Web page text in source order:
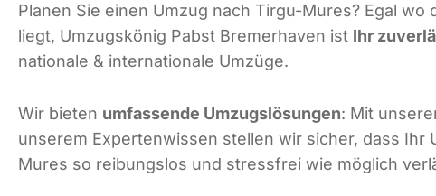
Planen Sie einen Umzug nach Tirgu-Mures? Egal wo
liegt, Umzugskönig Pabst Bremerhaven ist Ihr
nationale & internationale Umzüge.
Wir bieten umfassende Umzugslösungen: Mit
unserem Expertenwissen stellen wir sicher, dass Ihr
Mures so reibungslos und stressfrei wie möglich